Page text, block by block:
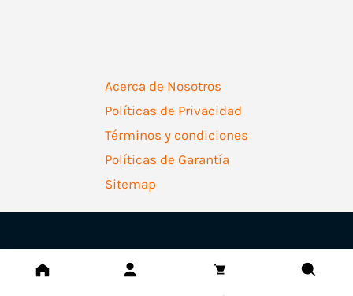
Acerca de Nosotros
Políticas de Privacidad
Términos y condiciones
Políticas de Garantía
Sitemap